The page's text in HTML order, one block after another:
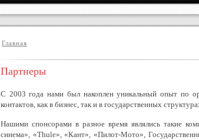
Главная
Партнеры
С 2003 года нами был накоплен уникальный опыт по
контактов, как в бизнес, так и в государственных
Нашими спонсорами в разное время являлись такие
синема», «Thule», «Кант», «Пилот-Мото»,